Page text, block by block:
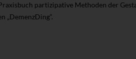
partizipative Methoden der
„DemenzDing“.